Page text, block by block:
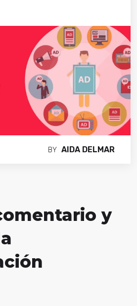
BY AIDA DELMAR
y